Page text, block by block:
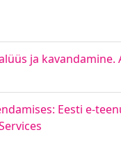
ja
Eesti e-